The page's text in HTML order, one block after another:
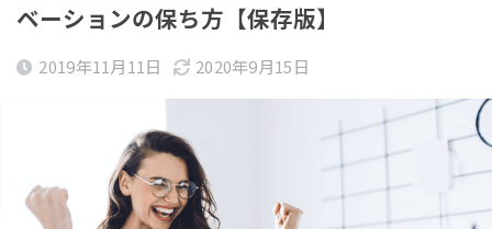
ベーションの保ち方【保存版】
2019年11月11日 2020年9月15日